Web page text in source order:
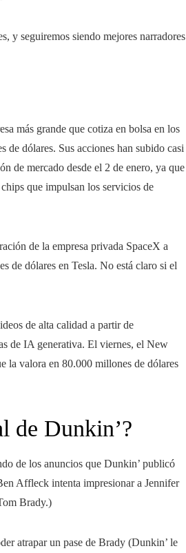
y seguiremos siendo mejores narradores
más grande que cotiza en bolsa en los
dólares. Sus acciones han subido casi
de mercado desde el 2 de enero, ya que
que impulsan los servicios de
de la empresa privada SpaceX a
de dólares en Tesla. No está claro si el
de alta calidad a partir de
de IA generativa. El viernes, el New
la valora en 80.000 millones de dólares
de Dunkin’?
de los anuncios que Dunkin’ publicó
Affleck intenta impresionar a Jennifer
Brady.)
atrapar un pase de Brady (Dunkin’ le